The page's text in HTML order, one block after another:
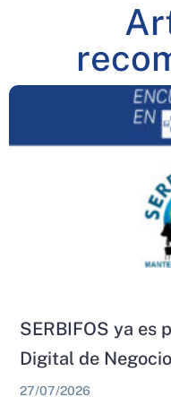
SERBIFOS ya es
Digital de
27/07/2026